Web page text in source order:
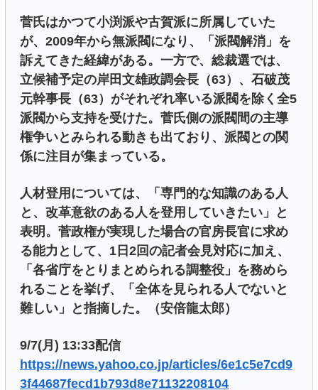
菅氏はかつて小渕派や古賀派に所属していた
が、2009年から無派閥になり、「派閥解消」を
訴えてきた経緯がある。一方で、総裁選では、
立候補予定の岸田文雄政調会長（63）、石破茂
元幹事長（63）がそれぞれ率いる派閥を除く全5
派閥から支持を受けた。菅氏側の派閥間の主導
権争いとみられる動きも出ており、派閥との関
係に注目が集まっている。
人材登用については、「専門的な知識のある人
と、改革意欲のある人を登用していきたい」と
表明。菅政権が実現した場合の官房長官に求め
る能力として、1日2回の記者会見対応に加え、
「各省庁をとりまとめられる調整役」を務めら
れることを挙げ、「全体を見られる人でないと
難しい」と指摘した。（安倍龍太郎）
9/7(月) 13:33配信
https://news.yahoo.co.jp/articles/6e1c5e7cd9
3f44687fecd1b793d8e71132208104